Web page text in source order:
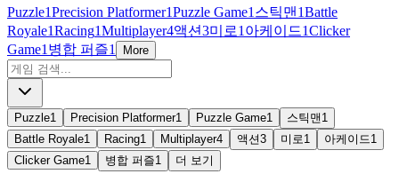
Puzzle1Precision Platformer1Puzzle Game1 스틱맨 1Battle
Royale1Racing1Multiplayer4액션3미로1 아케이드1Clicker
Game1 병합 퍼즐1 More
Puzzle1 Precision Platformer1 Puzzle Game1 스틱맨 1
Battle Royale1 Racing1 Multiplayer4 액션3 미로 1 아케이드 1
Clicker Game1 병합 퍼즐1 더 보기